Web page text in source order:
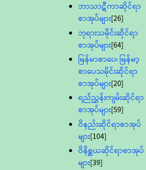
ဘာသာဋီကာဆိုင်ရာ
စာအုပ်များ[26]
ဘုရားသမိုင်းဆိုင်ရာ
စာအုပ်များ[64]
မြန်မာစာပေ၊ မြန်မာ့
စာပေသမိုင်းဆိုင်ရာ
စာအုပ်များ[20]
ရည်ညွှန်းကျမ်းဆိုင်ရာ
စာအုပ်များ[59]
ဝိနည်းဆိုင်ရာစာအုပ်
များ[104]
ဝိနိစ္ဆယဆိုင်ရာစာအုပ်
များ[39]